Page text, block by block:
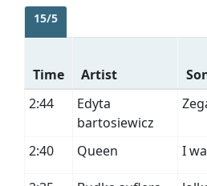
15/5
Time Artist
2:44
Edyta
bartosiewicz
2:40 Queen I